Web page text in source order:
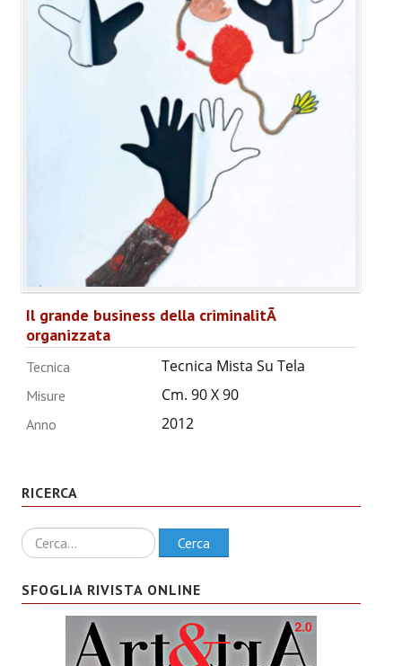
Video Laboratorio Acca
Artisti Laboratorio Acca
Una sera con Laboratorio AccA
Mostra "Roma Contemporanea"
CHI SIAMO
CONTATTI
Il grande business della criminalitÃ
organizzata
Tecnica Tecnica Mista Su Tela
Misure Cm. 90 X 90
Anno 2012
RICERCA
Ricerca Cerca
SFOGLIA RIVISTA ONLINE